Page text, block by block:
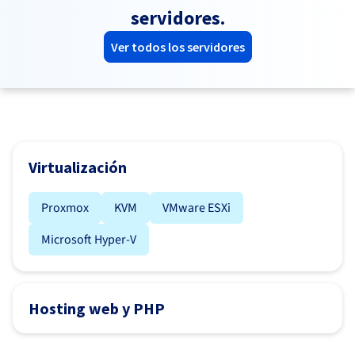
servidores.
Ver todos los servidores
Virtualización
Proxmox KVM
VMware ESXi
Microsoft Hyper-V
Hosting web y PHP